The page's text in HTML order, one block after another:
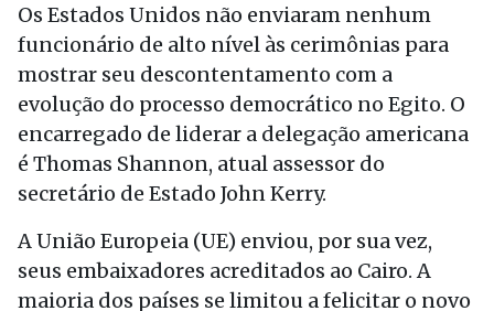
Os Estados Unidos não enviaram nenhum
funcionário de alto nível às cerimônias para
mostrar seu descontentamento com a
evolução do processo democrático no Egito. O
encarregado de liderar a delegação americana
é Thomas Shannon, atual assessor do
secretário de Estado John Kerry.
A União Europeia (UE) enviou, por sua vez,
seus embaixadores acreditados ao Cairo. A
maioria dos países se limitou a felicitar o novo